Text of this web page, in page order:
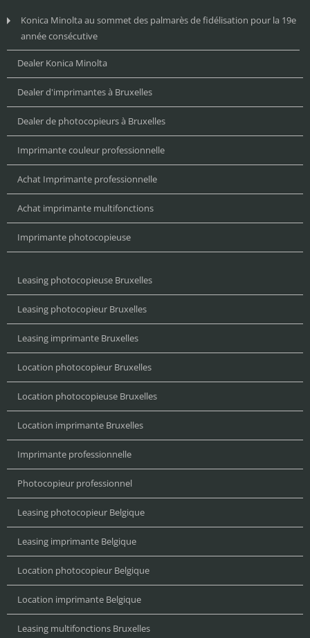
Konica Minolta au sommet des palmarès de fidélisation pour la 19e
année consécutive
Dealer Konica Minolta
Dealer d'imprimantes à Bruxelles
Dealer de photocopieurs à Bruxelles
Imprimante couleur professionnelle
Achat Imprimante professionnelle
Achat imprimante multifonctions
Imprimante photocopieuse
Leasing photocopieuse Bruxelles
Leasing photocopieur Bruxelles
Leasing imprimante Bruxelles
Location photocopieur Bruxelles
Location photocopieuse Bruxelles
Location imprimante Bruxelles
Imprimante professionnelle
Photocopieur professionnel
Leasing photocopieur Belgique
Leasing imprimante Belgique
Location photocopieur Belgique
Location imprimante Belgique
Leasing multifonctions Bruxelles